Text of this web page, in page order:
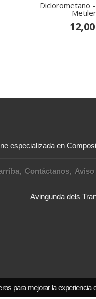
Diclorometano
especializada en
Contáctanos Aviso
Avingunda dels
para mejorar la